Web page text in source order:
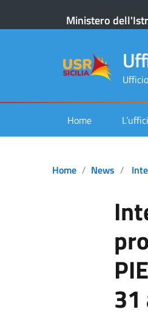
Ministero
Home
Home News